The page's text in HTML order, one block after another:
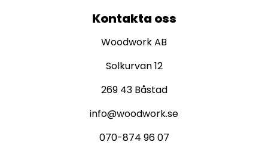
Kontakta oss
Woodwork AB
Solkurvan 12
269 43 Båstad
info@woodwork.se
070-874 96 07